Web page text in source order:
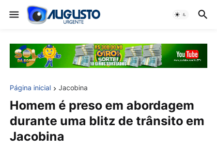
Página inicial Jacobina
Homem é preso em abordagem
durante uma blitz de trânsito em
Jacobina